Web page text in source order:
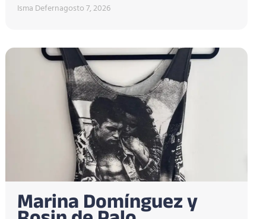
Isma Defernagosto 7, 2026
Marina Domínguez y